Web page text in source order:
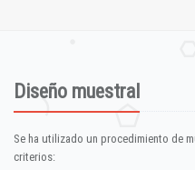
Diseño muestral
Se ha utilizado un procedimiento de
criterios: